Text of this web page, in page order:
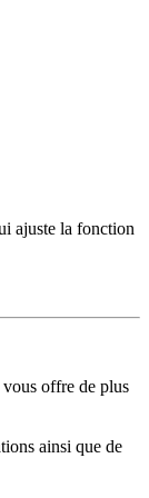
ajuste la fonction
offre de plus
ainsi que de